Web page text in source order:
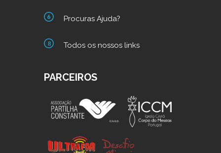
Procuras Ajuda?
Todos os nossos links
PARCEIROS